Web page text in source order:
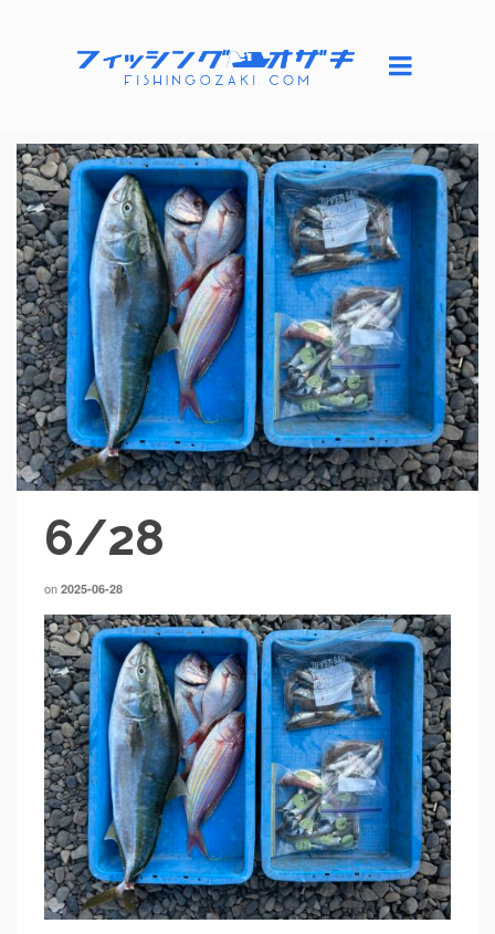
6/28
on 2025-06-28